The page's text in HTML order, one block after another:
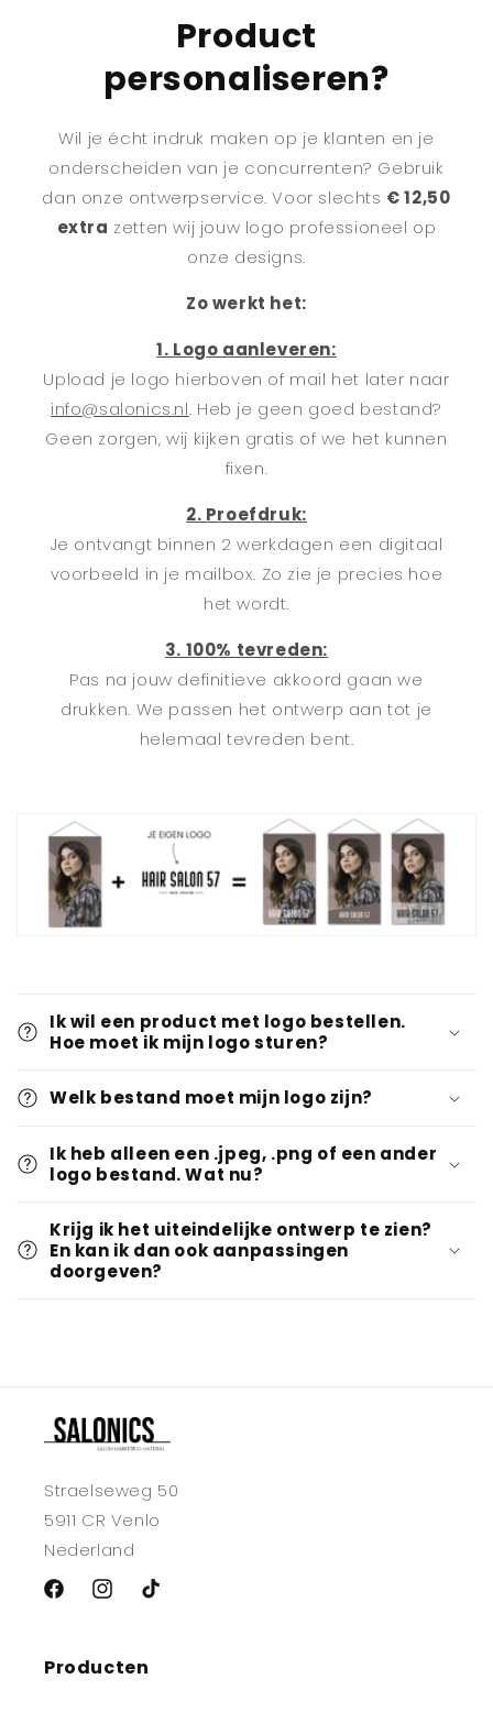
Product
personaliseren?
Wil je écht indruk maken op je klanten en je
onderscheiden van je concurrenten? Gebruik
dan onze ontwerpservice. Voor slechts € 12,50
extra zetten wij jouw logo professioneel op
onze designs.
Zo werkt het:
1. Logo aanleveren:
Upload je logo hierboven of mail het later naar
info@salonics.nl. Heb je geen goed bestand?
Geen zorgen, wij kijken gratis of we het kunnen
fixen.
2. Proefdruk:
Je ontvangt binnen 2 werkdagen een digitaal
voorbeeld in je mailbox. Zo zie je precies hoe
het wordt.
3. 100% tevreden:
Pas na jouw definitieve akkoord gaan we
drukken. We passen het ontwerp aan tot je
helemaal tevreden bent.
k
a
b
a
e
c
Ik wil een product met logo bestellen.
Hoe moet ik mijn logo sturen?
Welk bestand moet mijn logo zijn?
Ik heb alleen een .jpeg, .png of een ander
logo bestand. Wat nu?
Krijg ik het uiteindelijke ontwerp te zien?
En kan ik dan ook aanpassingen
doorgeven?
Straelseweg 50
5911 CR Venlo
Nederland
FacebookInstagram
TikTok
Producten